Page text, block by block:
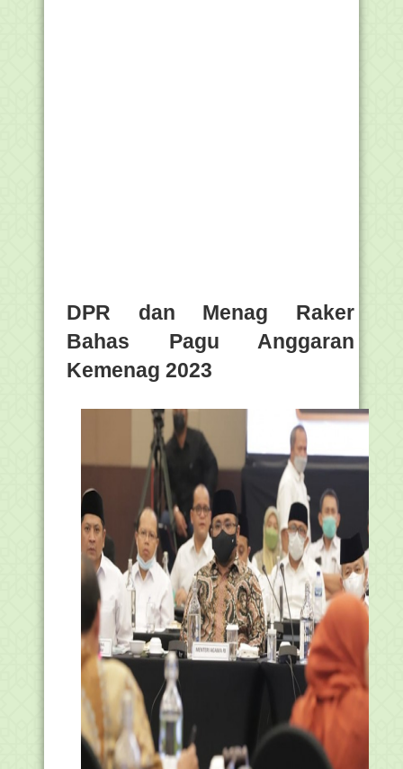
DPR dan Menag Raker
Bahas Pagu Anggaran
Kemenag 2023